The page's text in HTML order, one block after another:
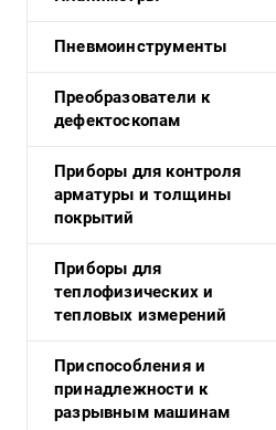
Пневмоинструменты
Преобразователи к
дефектоскопам
Приборы для контроля
арматуры и толщины
покрытий
Приборы для
теплофизических и
тепловых измерений
Приспособления и
принадлежности к
разрывным машинам